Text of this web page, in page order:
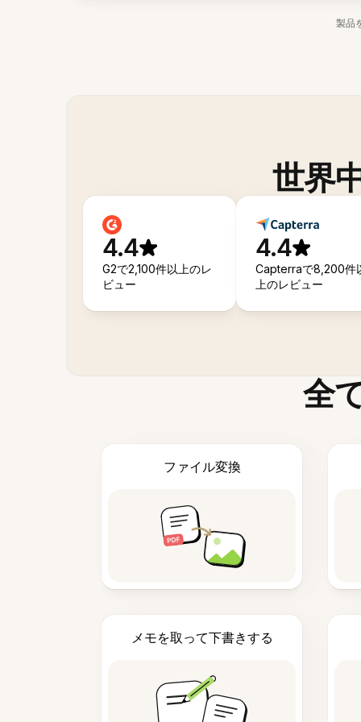
製品
世界
4.4
G2で2,100件以上のレ
ビュー
4.4
Capterraで8,200件
上のレビュー
全
ファイル変換
メモを取って下書きする